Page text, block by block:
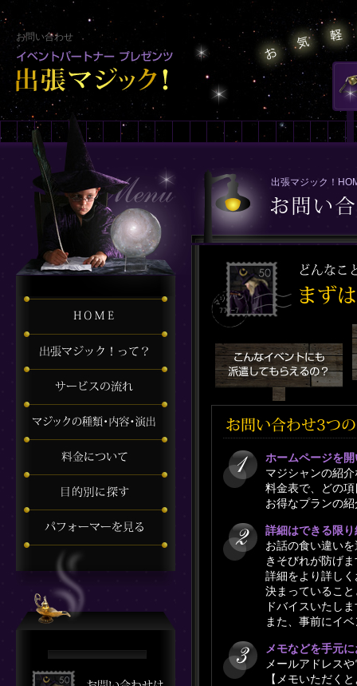
お問い合わせ
出張マジック！
ホームページを
マジシャンの紹
料金表で、どの
お得なプランの
詳細はできる限
お話の食い違い
きそびれが防げ
詳細をより詳し
決まっているこ
ドバイスいたし
また、事前にイ
メモなどを手元
メールアドレス
【メモいただく